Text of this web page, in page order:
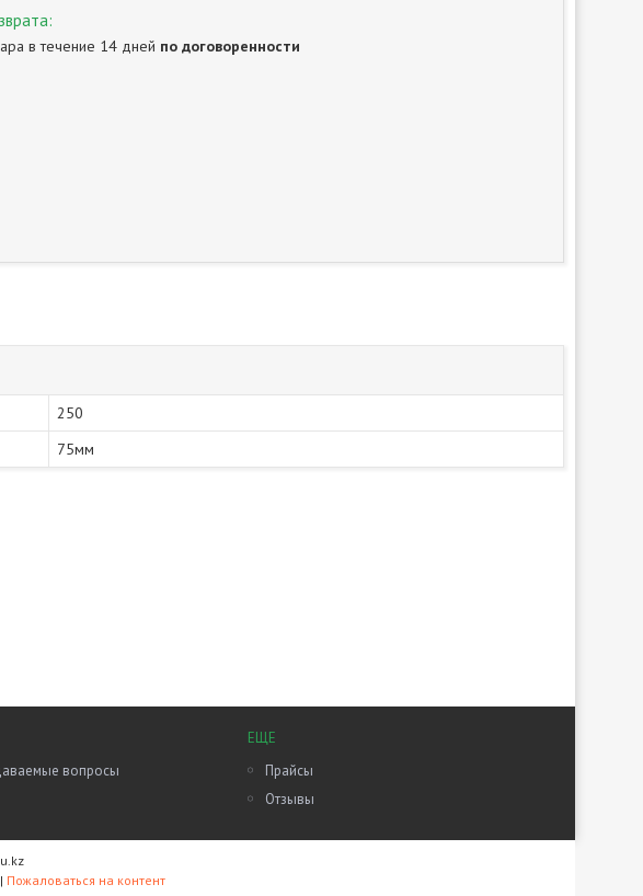
в течение 14 дней по договоренности
250
75мм
вопросы
ЕЩЕ
Прайсы
Отзывы
Интернет-магазин канцелярских товаров «Пеппи Канц» | Пожаловаться на контент